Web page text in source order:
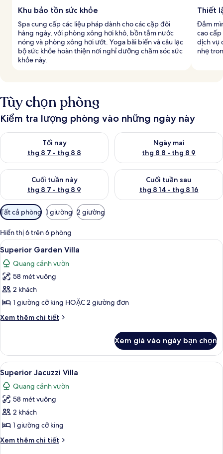
Khu bảo tồn sức khỏe
Spa cung cấp các liệu pháp dành cho các cặp đôi
hàng ngày, với phòng xông hơi khô, bồn tắm nước
nóng và phòng xông hơi ướt. Yoga bãi biển và câu lạc
bộ sức khỏe hoàn thiện nơi nghỉ dưỡng chăm sóc sức
khỏe này.
Thiết
Đắm
cao
dịch vụ
nhẹ
Tùy chọn phòng
Kiểm tra lượng phòng vào những ngày này
Tối nay
thg 8 7 - thg 8 8
Kiểm tra lượng phòng tối nay từ thg 8 7 - thg 8 8
Ngày mai
thg 8 8 - thg 8 9
Kiểm tra lượng phòng ngày
Cuối tuần này
thg 8 7 - thg 8 9
Kiểm tra lượng phòng cuối tuần này từ thg 8 7 - thg 8 9
Cuối tuần sau
thg 8 14 - thg 8 16
Kiểm tra lượng phòng cuối
Bộ
lọc
có
thể
dùng
để
lọc
tìm
phòng
Tất cả phòng 1 giường 2 giường
Hiển thị 6 trên 6 phòng
Xem
tất
cả
ảnh
Superior
Garden
Villa
Bộ đồ giường cao cấp, nệm Select
7
Superior Garden Villa
Quang cảnh vườn
58 mét vuông
2 khách
1 giường cỡ king HOẶC 2 giường đơn
Xem thêm chi tiết
Chi
Superior
Garden
Villa
Xem giá vào ngày bạn chọn
Xem
tất
cả
ảnh
Superior
Jacuzzi
Villa
10
Superior Jacuzzi Villa
Quang cảnh vườn
58 mét vuông
2 khách
1 giường cỡ king
Xem thêm chi tiết
Chi